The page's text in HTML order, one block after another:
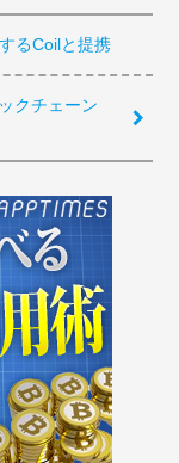
るCoilと提携
クチェーン